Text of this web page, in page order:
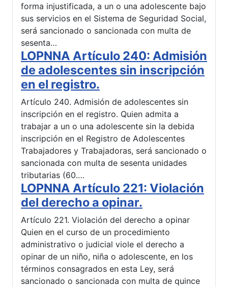
forma injustificada, a un o una adolescente bajo
sus servicios en el Sistema de Seguridad Social,
será sancionado o sancionada con multa de
sesenta…
LOPNNA Artículo 240: Admisión
de adolescentes sin inscripción
en el registro.
Artículo 240. Admisión de adolescentes sin
inscripción en el registro. Quien admita a
trabajar a un o una adolescente sin la debida
inscripción en el Registro de Adolescentes
Trabajadores y Trabajadoras, será sancionado o
sancionada con multa de sesenta unidades
tributarias (60.…
LOPNNA Artículo 221: Violación
del derecho a opinar.
Artículo 221. Violación del derecho a opinar
Quien en el curso de un procedimiento
administrativo o judicial viole el derecho a
opinar de un niño, niña o adolescente, en los
términos consagrados en esta Ley, será
sancionado o sancionada con multa de quince